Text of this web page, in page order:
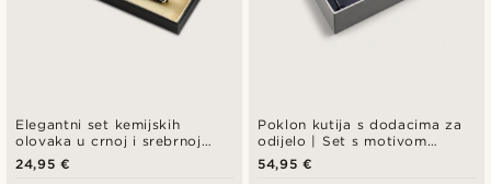
Elegantni set kemijskih
olovaka u crnoj i srebrnoj
boji
24,95 €
Poklon kutija s dodacima za
odijelo | Set s motivom
mašne u grimiznoj i
kraljevsko plavoj boji
54,95 €